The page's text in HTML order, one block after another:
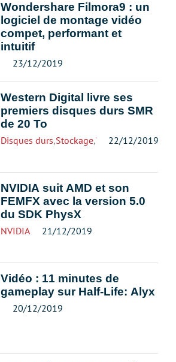
Wondershare Filmora9 : un
logiciel de montage vidéo
compet, performant et
intuitif
23/12/2019
Western Digital livre ses
premiers disques durs SMR
de 20 To
Disques durs,Stockage,Western Digital
22/12/2019
NVIDIA suit AMD et son
FEMFX avec la version 5.0
du SDK PhysX
NVIDIA 21/12/2019
Vidéo : 11 minutes de
gameplay sur Half-Life: Alyx
20/12/2019